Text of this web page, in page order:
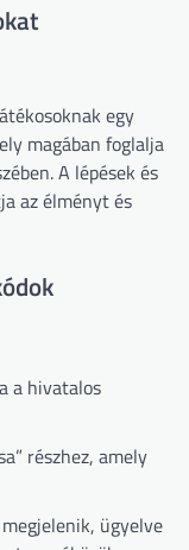
egy
magában foglalja
A lépések és
az élményt és
a hivatalos
részhez, amely
ügyelve